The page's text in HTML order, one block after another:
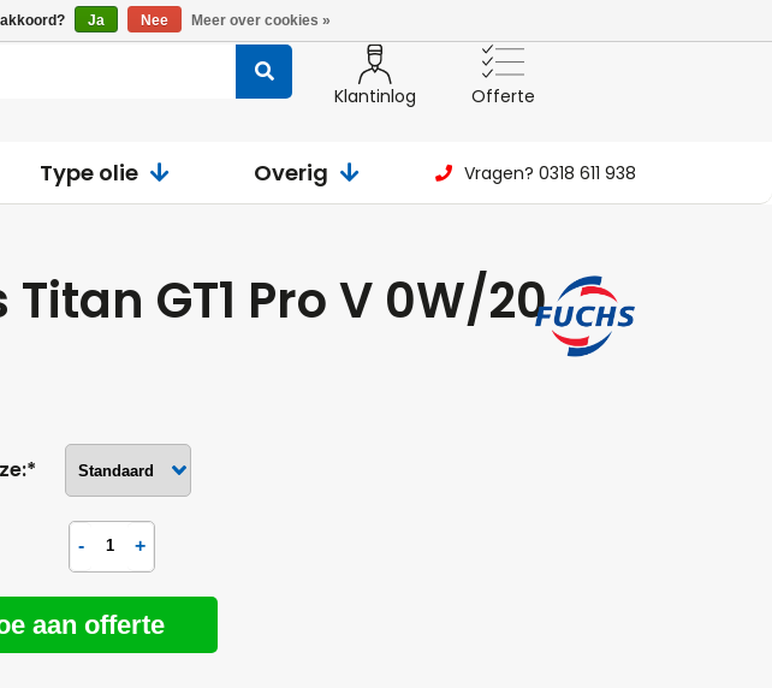
Klantinlog Offerte
Type olie Overig Vragen? 0318 611 938
Titan GT1 Pro V 0W/20
aan offerte
Ja Nee Meer over cookies »